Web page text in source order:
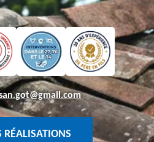
RÉALISATIONS